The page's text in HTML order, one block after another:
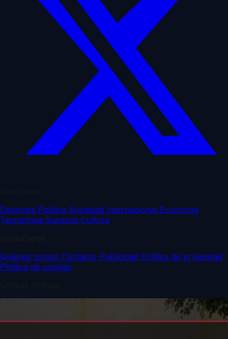
Deportes Política Sociedad Internacional Economía
Tecnología Sucesos Cultura
Quiénes somos Contacto Publicidad Política de privacidad
Política de cookies